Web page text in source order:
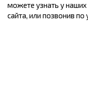
можете узнать у наших
сайта, или позвонив